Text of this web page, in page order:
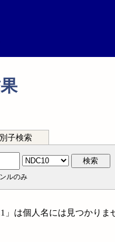
子検索
検索
ルのみ
」は個人名には見つかりま